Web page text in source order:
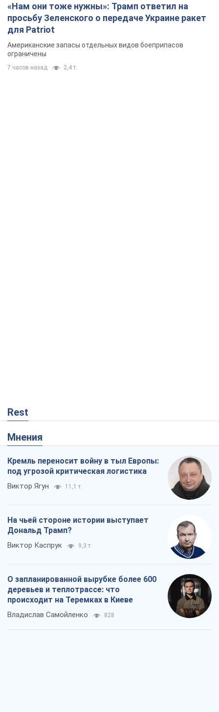
«Нам они тоже нужны»: Трамп ответил на
просьбу Зеленского о передаче Украине ракет
для Patriot
Американские запасы отдельных видов боеприпасов
ограничены
7 часов назад 2,4 т.
Rest
Мнения
Кремль переносит войну в тыл Европы:
под угрозой критическая логистика
Виктор Ягун 11,1 т.
На чьей стороне истории выступает
Дональд Трамп?
Виктор Каспрук 9,3 т.
О запланированной вырубке более 600
деревьев и теплотрассе: что
происходит на Теремках в Киеве
Владислав Самойленко 828